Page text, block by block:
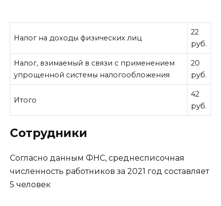
Налог на доходы физических лиц
22
руб.
Налог, взимаемый в связи с применением
упрощенной системы налогообложения
20
руб.
Итого
42
руб.
Сотрудники
Согласно данным ФНС, среднесписочная
численность работников за 2021 год составляет
5 человек